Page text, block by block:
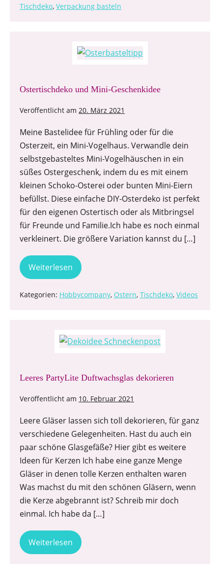
Tischdeko, Verpackung basteln
Ostertischdeko und Mini-Geschenkidee
Veröffentlicht am 20. März 2021
Meine Bastelidee für Frühling oder für die
Osterzeit, ein Mini-Vogelhaus. Verwandle dein
selbstgebasteltes Mini-Vogelhäuschen in ein
süßes Ostergeschenk, indem du es mit einem
kleinen Schoko-Osterei oder bunten Mini-Eiern
befüllst. Diese einfache DIY-Osterdeko ist perfekt
für den eigenen Ostertisch oder als Mitbringsel
für Freunde und Familie.Ich habe es noch einmal
verkleinert. Die größere Variation kannst du […]
Weiterlesen
Kategorien: Hobbycompany, Ostern, Tischdeko, Videos
Leeres PartyLite Duftwachsglas dekorieren
Veröffentlicht am 10. Februar 2021
Leere Gläser lassen sich toll dekorieren, für ganz
verschiedene Gelegenheiten. Hast du auch ein
paar schöne Glasgefäße? Hier gibt es weitere
Ideen für Kerzen Ich habe eine ganze Menge
Gläser in denen tolle Kerzen enthalten waren
Was machst du mit den schönen Gläsern, wenn
die Kerze abgebrannt ist? Schreib mir doch
einmal. Ich habe da […]
Weiterlesen